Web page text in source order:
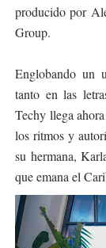
producido por
Group.
Englobando un
tanto en las
Techy llega
los ritmos y
su hermana,
que emana el